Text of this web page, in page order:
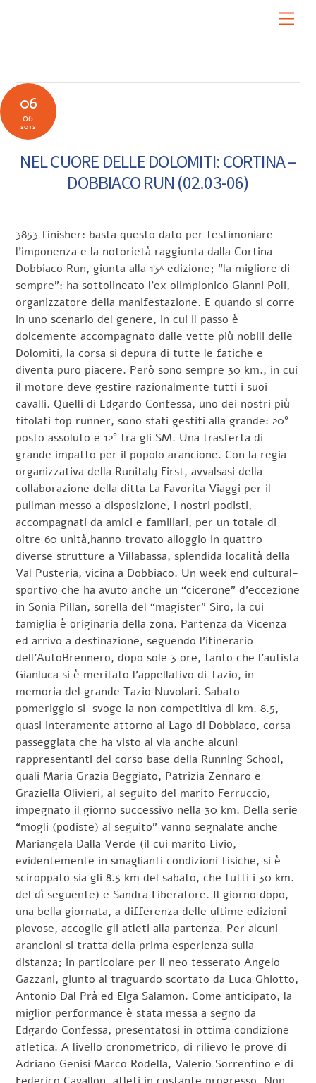
06
06
2012
NEL CUORE DELLE DOLOMITI: CORTINA –
DOBBIACO RUN (02.03-06)
3853 finisher: basta questo dato per testimoniare
l’imponenza e la notorietà raggiunta dalla Cortina-
Dobbiaco Run, giunta alla 13^ edizione; “la migliore di
sempre”: ha sottolineato l’ex olimpionico Gianni Poli,
organizzatore della manifestazione. E quando si corre
in uno scenario del genere, in cui il passo è
dolcemente accompagnato dalle vette più nobili delle
Dolomiti, la corsa si depura di tutte le fatiche e
diventa puro piacere. Però sono sempre 30 km., in cui
il motore deve gestire razionalmente tutti i suoi
cavalli. Quelli di Edgardo Confessa, uno dei nostri più
titolati top runner, sono stati gestiti alla grande: 20°
posto assoluto e 12° tra gli SM. Una trasferta di
grande impatto per il popolo arancione. Con la regia
organizzativa della Runitaly First, avvalsasi della
collaborazione della ditta La Favorita Viaggi per il
pullman messo a disposizione, i nostri podisti,
accompagnati da amici e familiari, per un totale di
oltre 60 unità,hanno trovato alloggio in quattro
diverse strutture a Villabassa, splendida località della
Val Pusteria, vicina a Dobbiaco. Un week end cultural-
sportivo che ha avuto anche un “cicerone” d’eccezione
in Sonia Pillan, sorella del “magister” Siro, la cui
famiglia è originaria della zona. Partenza da Vicenza
ed arrivo a destinazione, seguendo l’itinerario
dell’AutoBrennero, dopo sole 3 ore, tanto che l’autista
Gianluca si è meritato l’appellativo di Tazio, in
memoria del grande Tazio Nuvolari. Sabato
pomeriggio si svoge la non competitiva di km. 8.5,
quasi interamente attorno al Lago di Dobbiaco, corsa-
passeggiata che ha visto al via anche alcuni
rappresentanti del corso base della Running School,
quali Maria Grazia Beggiato, Patrizia Zennaro e
Graziella Olivieri, al seguito del marito Ferruccio,
impegnato il giorno successivo nella 30 km. Della serie
“mogli (podiste) al seguito” vanno segnalate anche
Mariangela Dalla Verde (il cui marito Livio,
evidentemente in smaglianti condizioni fisiche, si è
sciroppato sia gli 8.5 km del sabato, che tutti i 30 km.
del dì seguente) e Sandra Liberatore. Il giorno dopo,
una bella giornata, a differenza delle ultime edizioni
piovose, accoglie gli atleti alla partenza. Per alcuni
arancioni si tratta della prima esperienza sulla
distanza; in particolare per il neo tesserato Angelo
Gazzani, giunto al traguardo scortato da Luca Ghiotto,
Antonio Dal Prà ed Elga Salamon. Come anticipato, la
miglior performance è stata messa a segno da
Edgardo Confessa, presentatosi in ottima condizione
atletica. A livello cronometrico, di rilievo le prove di
Adriano Genisi Marco Rodella, Valerio Sorrentino e di